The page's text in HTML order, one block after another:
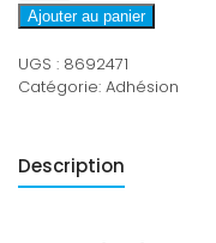
Adhésion
3
ans
Ajouter au panier
UGS : 8692471
Catégorie: Adhésion
Description